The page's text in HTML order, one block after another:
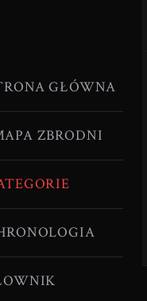
GŁÓWNA
ZBRODNI